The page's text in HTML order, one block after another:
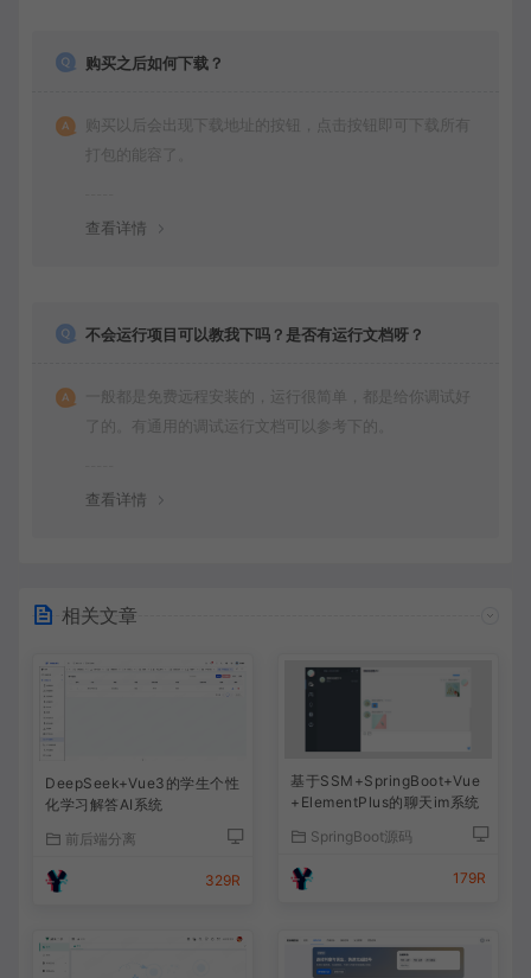
购买之后如何下载？
购买以后会出现下载地址的按钮，点击按钮即可下载所有
打包的能容了。
查看详情
不会运行项目可以教我下吗？是否有运行文档呀？
一般都是免费远程安装的，运行很简单，都是给你调试好
了的。有通用的调试运行文档可以参考下的。
查看详情
相关文章
DeepSeek+Vue3的学生个性
化学习解答AI系统
前后端分离
329R
基于SSM+SpringBoot+Vue
+ElementPlus的聊天im系统
SpringBoot源码
179R